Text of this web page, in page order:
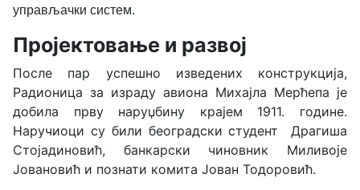
управљачки систем.
Пројектовање и развој
После пар успешно изведених конструкција,
Радионица за израду авиона Михајла Мерћепа је
добила прву наруџбину крајем 1911. године.
Наручиоци су били београдски студент Драгиша
Стојадиновић, банкарски чиновник Миливоје
Јовановић и познати комита Јован Тодоровић.